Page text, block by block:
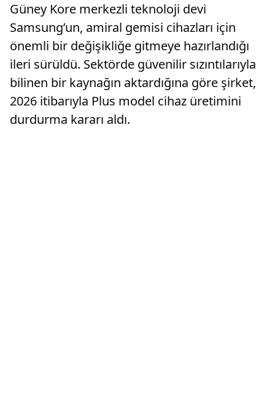
Güney Kore merkezli teknoloji devi
Samsung’un, amiral gemisi cihazları için
önemli bir değişikliğe gitmeye hazırlandığı
ileri sürüldü. Sektörde güvenilir sızıntılarıyla
bilinen bir kaynağın aktardığına göre şirket,
2026 itibarıyla Plus model cihaz üretimini
durdurma kararı aldı.